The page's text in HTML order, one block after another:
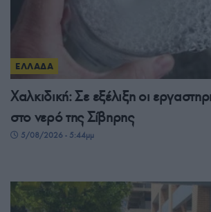
ΕΛΛΑΔΑ
Χαλκιδική: Σε εξέλιξη οι
στο νερό της Σίβηρης
5/08/2026 - 5:44μμ